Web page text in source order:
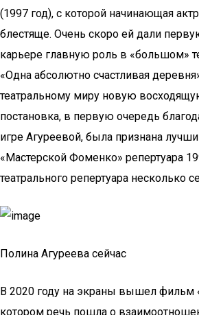
(1997 год), с которой начинающая
блестяще. Очень скоро ей дали
карьере главную роль в «большом»
«Одна абсолютно счастливая
театральному миру новую
постановка, в первую очередь
игре Агуреевой, была признана
«Мастерской Фоменко» репертуара
театрального репертуара несколько
Полина Агуреева сейчас
В 2020 году на экраны вышел фильм
котором речь пошла о